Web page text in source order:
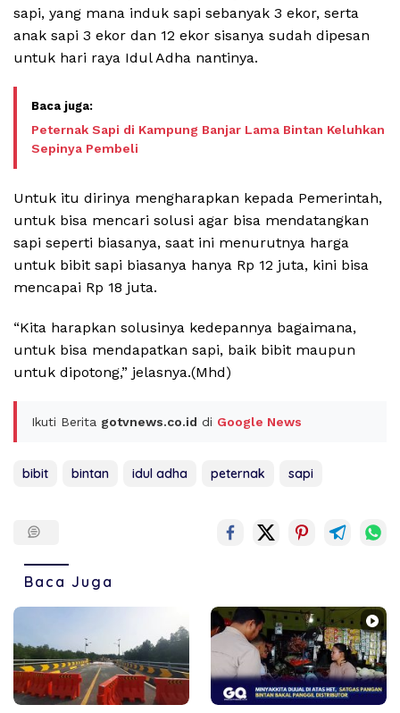
sapi, yang mana induk sapi sebanyak 3 ekor, serta
anak sapi 3 ekor dan 12 ekor sisanya sudah dipesan
untuk hari raya Idul Adha nantinya.
Peternak Sapi di Kampung Banjar Lama Bintan Keluhkan
Sepinya Pembeli
Untuk itu dirinya mengharapkan kepada Pemerintah,
untuk bisa mencari solusi agar bisa mendatangkan
sapi seperti biasanya, saat ini menurutnya harga
untuk bibit sapi biasanya hanya Rp 12 juta, kini bisa
mencapai Rp 18 juta.
“Kita harapkan solusinya kedepannya bagaimana,
untuk bisa mendapatkan sapi, baik bibit maupun
untuk dipotong,” jelasnya.(Mhd)
Ikuti Berita gotvnews.co.id di Google News
bibit bintan idul adha peternak sapi
Baca Juga